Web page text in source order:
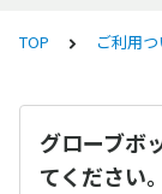
TOP ご利用
グローブボ
てください。